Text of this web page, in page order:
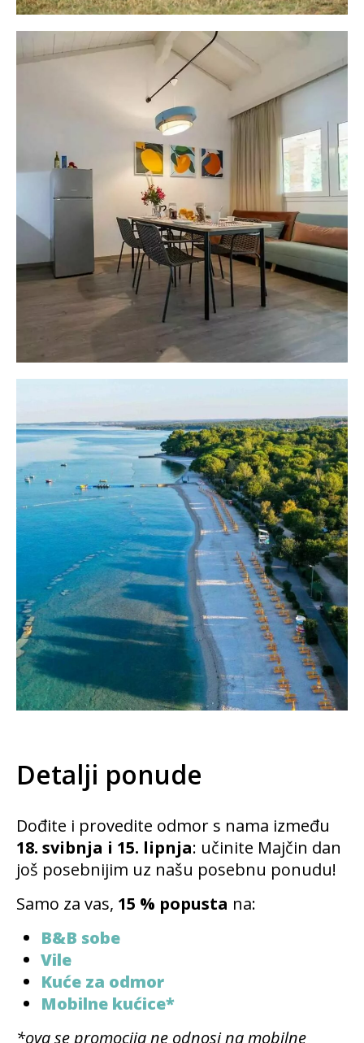
Detalji ponude
Dođite i provedite odmor s nama između
18. svibnja i 15. lipnja: učinite Majčin dan
još posebnijim uz našu posebnu ponudu!
Samo za vas, 15 % popusta na:
B&B sobe
Vile
Kuće za odmor
Mobilne kućice*
*ova se promocija ne odnosi na mobilne